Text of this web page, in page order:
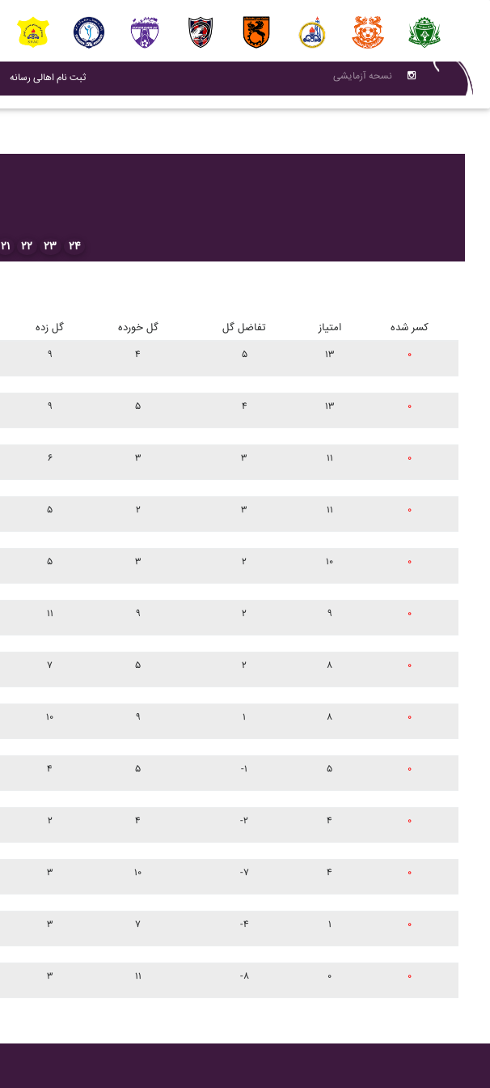
(current)
ثبت نام اهالی رسانه(current) نسحه آزمایشی
۲۱ ۲۲ ۲۳ ۲۴
گل زده گل خورده تفاضل گل امتیاز کسر شده
۹ ۴ ۵ ۱۳ ۰
۹ ۵ ۴ ۱۳ ۰
۶ ۳ ۳ ۱۱ ۰
۵ ۲ ۳ ۱۱ ۰
۵ ۳ ۲ ۱۰ ۰
۱۱ ۹ ۲ ۹ ۰
۷ ۵ ۲ ۸ ۰
۱۰ ۹ ۱ ۸ ۰
۴ ۵ -۱ ۵ ۰
۲ ۴ -۲ ۴ ۰
۳ ۱۰ -۷ ۴ ۰
۳ ۷ -۴ ۱ ۰
۳ ۱۱ -۸ ۰ ۰